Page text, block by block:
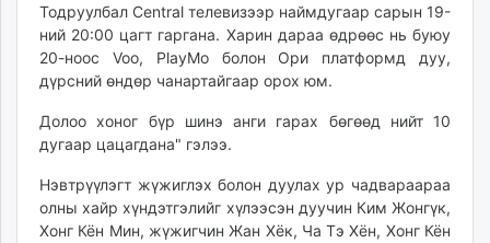
unread.today
Тодруулбал Central телевизээр наймдугаар сарын 19-
ний 20:00 цагт гаргана. Харин дараа өдрөөс нь буюу
20-ноос Voo, PlayМo болон Ори платформд дуу,
дүрсний өндөр чанартайгаар орох юм.
Долоо хоног бүр шинэ анги гарах бөгөөд нийт 10
дугаар цацагдана" гэлээ.
Нэвтрүүлэгт жүжиглэх болон дуулах ур чадвараараа
олны хайр хүндэтгэлийг хүлээсэн дуучин Ким Жонгүк,
Хонг Кён Мин, жүжигчин Жан Хёк, Ча Тэ Хён, Хонг Кён